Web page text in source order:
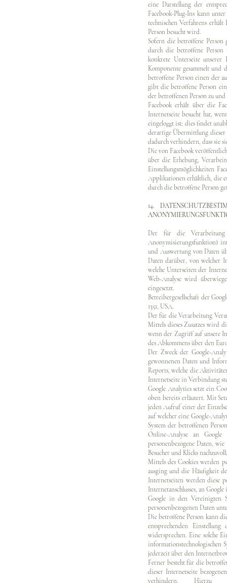
eine Darstellung der
Facebook-Plug-Ins kann
technischen Verfahrens
Person besucht wird.
Sofern die betroffene
durch die betroffene Person
konkrete Unterseite unserer
Komponente gesammelt und
betroffene Person einen der
gibt die betroffene Person
der betroffenen Person zu und
Facebook erhält über die
Internetseite besucht hat,
eingeloggt ist; dies findet
derartige Übermittlung
dadurch verhindern, dass sie
Die von Facebook
über die Erhebung,
Einstellungsmöglichkeiten
Applikationen erhältlich, die
durch die betroffene Person
14.
Der für die Verarbeitung
Anonymisierungsfunktion)
und Auswertung von Daten
Daten darüber, von welcher
welche Unterseiten der
Web-Analyse wird
eingesetzt.
Betreibergesellschaft der
1351, USA.
Der für die Verarbeitung
Mittels dieses Zusatzes wird
wenn der Zugriff auf unsere
des Abkommens über den
Der Zweck der Google-
gewonnenen Daten und
Reports, welche die
Internetseite in Verbindung
Google Analytics setzt ein
oben bereits erläutert. Mit
jeden Aufruf einer der
auf welcher eine Google-
System der betroffenen
Online-Analyse an
personenbezogene Daten,
Besucher und Klicks
Mittels des Cookies werden
ausging und die Häufigkeit
Internetseiten werden diese
Internetanschlusses, an
Google in den Vereinigten
personenbezogenen Daten
Die betroffene Person kann
entsprechenden
widersprechen. Eine solche
informationstechnologischen
jederzeit über den
Ferner besteht für die
dieser Internetseite
verhindern.